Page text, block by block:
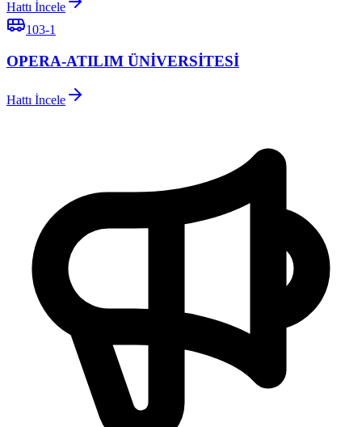
Hattı İncele
103-1
OPERA-ATILIM ÜNİVERSİTESİ
Hattı İncele